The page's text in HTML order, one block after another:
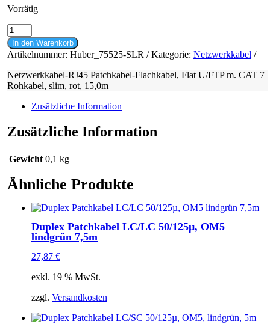
Vorrätig
RJ45
Flachkabel
m.
CAT
7
Rohkabel
Menge
In den Warenkorb
Artikelnummer: Huber_75525-SLR Kategorie: Netzwerkkabel
Netzwerkkabel-RJ45 Patchkabel-Flachkabel, Flat U/FTP m. CAT 7
Rohkabel, slim, rot, 15,0m
Zusätzliche Information
Zusätzliche Information
Gewicht 0,1 kg
Ähnliche Produkte
Duplex Patchkabel LC/LC 50/125µ, OM5
lindgrün 7,5m
27,87 €
exkl. 19 % MwSt.
zzgl. Versandkosten